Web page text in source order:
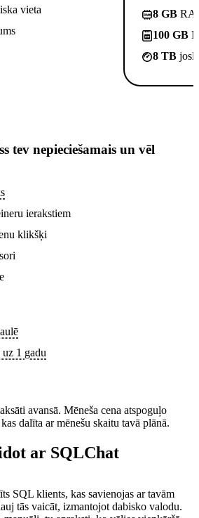
vieta
8 GB
100 GB
8 TB
tev nepieciešamais un vēl
ierakstiem
klikšķi
uz 1 gadu
avansā. Mēneša cena atspoguļo
dalīta ar mēnešu skaitu tavā plānā.
ar SQLChat
SQL klients, kas savienojas ar tavām
tās vaicāt, izmantojot dabisko valodu.